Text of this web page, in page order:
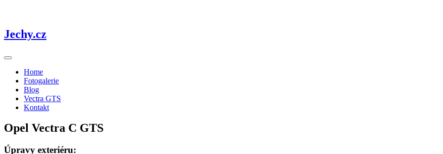
Jechy.cz
Toggle
sidebar
navigation
Home
Fotogalerie
Blog
Vectra GTS
Kontakt
Opel Vectra C GTS
Úpravy exteriéru: